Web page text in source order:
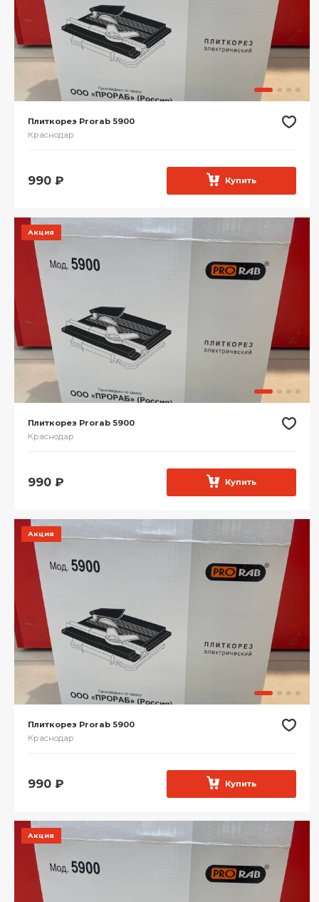
Плиткорез Prorab 5900
Краснодар
990 ₽ Купить
Акция
Плиткорез Prorab 5900
Краснодар
990 ₽ Купить
Акция
Плиткорез Prorab 5900
Краснодар
990 ₽ Купить
Акция